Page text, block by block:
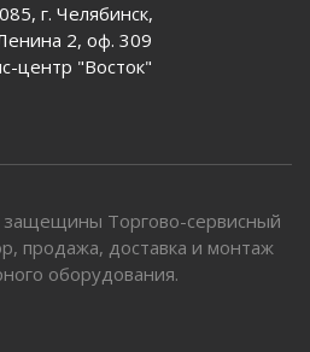
г. Челябинск,
2, оф. 309
центр "Восток"
Торгово-сервисный
продажа, доставка и монтаж
оборудования.